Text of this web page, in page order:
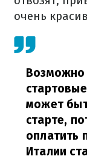
очень
Возможно
может
старте,
оплатить
Италии